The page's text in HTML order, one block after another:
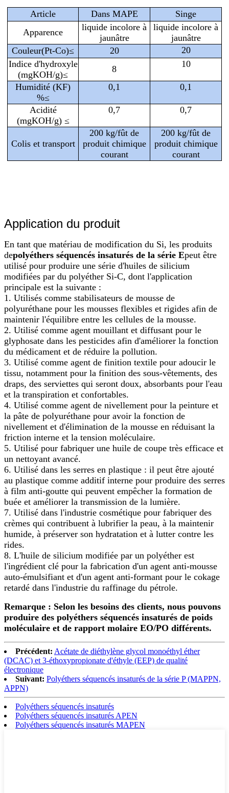
Article
Dans MAPE
Singe
Apparence
liquide incolore à
jaunâtre
liquide incolore à
jaunâtre
Couleur(Pt-Co)≤
20
20
Indice d'hydroxyle
(mgKOH/g)≤
8 10
Humidité (KF)
%≤
0,1 0,1
Acidité
(mgKOH/g) ≤
0,7 0,7
Colis et transport
200 kg/fût de
produit chimique
courant
200 kg/fût de
produit chimique
courant
Application du produit
En tant que matériau de modification du Si, les produits
depolyéthers séquencés insaturés de la série Epeut être
utilisé pour produire une série d'huiles de silicium
modifiées par du polyéther Si-C, dont l'application
principale est la suivante :
1. Utilisés comme stabilisateurs de mousse de
polyuréthane pour les mousses flexibles et rigides afin de
maintenir l'équilibre entre les cellules de la mousse.
2. Utilisé comme agent mouillant et diffusant pour le
glyphosate dans les pesticides afin d'améliorer la fonction
du médicament et de réduire la pollution.
3. Utilisé comme agent de finition textile pour adoucir le
tissu, notamment pour la finition des sous-vêtements, des
draps, des serviettes qui seront doux, absorbants pour l'eau
et la transpiration et confortables.
4. Utilisé comme agent de nivellement pour la peinture et
la pâte de polyuréthane pour avoir la fonction de
nivellement et d'élimination de la mousse en réduisant la
friction interne et la tension moléculaire.
5. Utilisé pour fabriquer une huile de coupe très efficace et
un nettoyant avancé.
6. Utilisé dans les serres en plastique : il peut être ajouté
au plastique comme additif interne pour produire des serres
à film anti-goutte qui peuvent empêcher la formation de
buée et améliorer la transmission de la lumière.
7. Utilisé dans l'industrie cosmétique pour fabriquer des
crèmes qui contribuent à lubrifier la peau, à la maintenir
humide, à préserver son hydratation et à lutter contre les
rides.
8. L'huile de silicium modifiée par un polyéther est
l'ingrédient clé pour la fabrication d'un agent anti-mousse
auto-émulsifiant et d'un agent anti-formant pour le cokage
retardé dans l'industrie du raffinage du pétrole.
Remarque : Selon les besoins des clients, nous pouvons
produire des polyéthers séquencés insaturés de poids
moléculaire et de rapport molaire EO/PO différents.
Précédent: Acétate de diéthylène glycol monoéthyl éther
(DCAC) et 3-éthoxypropionate d'éthyle (EEP) de qualité
électronique
Suivant: Polyéthers séquencés insaturés de la série P (MAPPN,
APPN)
Polyéthers séquencés insaturés
Polyéthers séquencés insaturés APEN
Polyéthers séquencés insaturés MAPEN